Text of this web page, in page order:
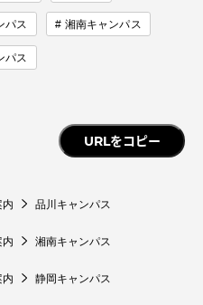
パス 湘南キャンパス
パス
URLをコピー
内 品川キャンパス
内 湘南キャンパス
内 静岡キャンパス